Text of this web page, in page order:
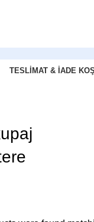
TESLIMAT & İADE